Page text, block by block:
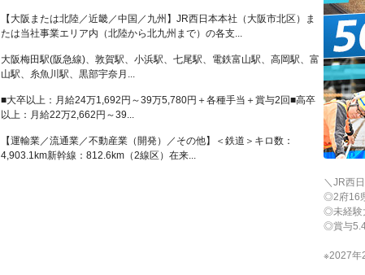
【大阪または北陸／近畿／中国／九州】JR西日本本社（大阪市北区）ま
たは当社事業エリア内（北陸から北九州まで）の各支...
大阪梅田駅(阪急線)、敦賀駅、小浜駅、七尾駅、電鉄富山駅、高岡駅、富
山駅、糸魚川駅、黒部宇奈月...
■大卒以上：月給24万1,692円～39万5,780円＋各種手当＋賞与2回■高卒
以上：月給22万2,662円～39...
【運輸業／流通業／不動産業（開発）／その他】＜鉄道＞キロ数：
4,903.1km新幹線：812.6km（2線区）在来...
＼JR西
◎2府16
◎未経験
◎賞与
※2027年